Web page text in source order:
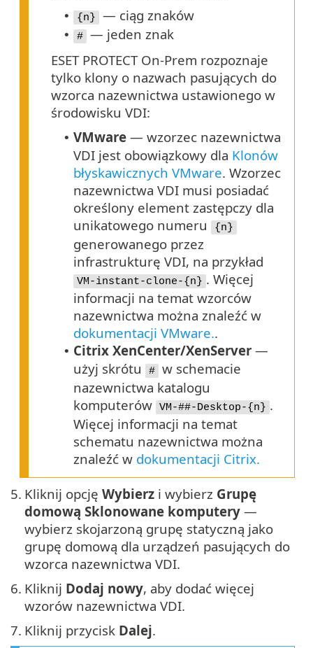
• {n} — ciąg znaków
• #
— jeden znak
ESET PROTECT On-Prem rozpoznaje
tylko klony o nazwach pasujących do
wzorca nazewnictwa ustawionego w
środowisku VDI:
• VMware — wzorzec nazewnictwa
VDI jest obowiązkowy dla Klonów
błyskawicznych VMware. Wzorzec
nazewnictwa VDI musi posiadać
określony element zastępczy dla
unikatowego numeru
{n}
generowanego przez
infrastrukturę VDI, na przykład
VM-instant-clone-{n} . Więcej
informacji na temat wzorców
nazewnictwa można znaleźć w
dokumentacji VMware..
• Citrix XenCenter/XenServer —
użyj skrótu
#
w schemacie
nazewnictwa katalogu
komputerów
VM-##-Desktop-{n} .
Więcej informacji na temat
schematu nazewnictwa można
znaleźć w dokumentacji Citrix.
5. Kliknij opcję Wybierz i wybierz Grupę
domową Sklonowane komputery —
wybierz skojarzoną grupę statyczną jako
grupę domową dla urządzeń pasujących do
wzorca nazewnictwa VDI.
6. Kliknij Dodaj nowy, aby dodać więcej
wzorów nazewnictwa VDI.
7. Kliknij przycisk Dalej.